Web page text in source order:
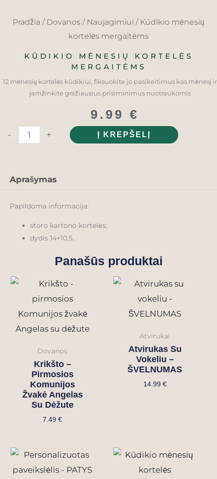
Pradžia / Dovanos / Naujagimiui / Kūdikio mėnesių
kortelės mergaitėms
KŪDIKIO MĖNESIŲ KORTELĖS
MERGAITĖMS
12 mėnesių kortelės kūdikiui, fiksuokite jo pasikeitimus kas mėnesį ir
įamžinkite gražiausius prisiminimus nuotraukomis
9.99 €
-
produkto
mėnesių
mergaitėms
+ Į KREPŠELĮ
Aprašymas
Papildoma informacija:
storo kartono kortelės;
dydis 14×10,5.
Panašūs produktai
Dovanos
Krikšto –
Pirmosios
Komunijos
Žvakė Angelas
Su Dėžute
7.49€
Atvirukai
Atvirukas Su
Vokeliu –
ŠVELNUMAS
14.99 €